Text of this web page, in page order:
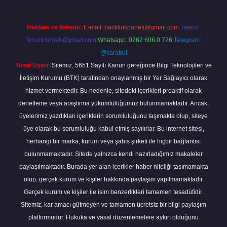
Reklam ve İletişim: E-mail: backlinkpaneli@gmail.com Teams:
forumhizmeti@gmail.com Whatsapp: 0262 606 0 726 Telegram:
@karabul
Yasal Uyarı: Sitemiz, 5651 Sayılı Kanun gereğince Bilgi Teknolojileri ve
İletişim Kurumu (BTK) tarafından onaylanmış bir Yer Sağlayıcı olarak
hizmet vermektedir. Bu nedenle, sitedeki içerikleri proaktif olarak
denetleme veya araştırma yükümlülüğümüz bulunmamaktadır. Ancak,
üyelerimiz yazdıkları içeriklerin sorumluluğunu taşımakta olup, siteye
üye olarak bu sorumluluğu kabul etmiş sayılırlar. Bu internet sitesi,
herhangi bir marka, kurum veya şahıs şirketi ile hiçbir bağlantısı
bulunmamaktadır. Sitede yalnızca kendi hazırladığımız makaleler
paylaşılmaktadır. Burada yer alan içerikler haber niteliği taşımamakta
olup, gerçek kurum ve kişiler hakkında paylaşım yapılmamaktadır.
Gerçek kurum ve kişiler ile isim benzerlikleri tamamen tesadüfidir.
Sitemiz, kar amacı gütmeyen ve tamamen ücretsiz bir bilgi paylaşım
platformudur. Hukuka ve yasal düzenlemelere aykırı olduğunu